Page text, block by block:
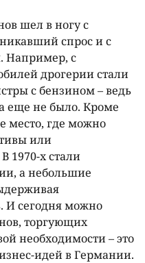
шел в ногу с
спрос и с
Например, с
дрогерии стали
с бензином – ведь
еще не было. Кроме
место, где можно
или
1970-х стали
а небольшие
И сегодня можно
торгующих
необходимости – это
идей в Германии.